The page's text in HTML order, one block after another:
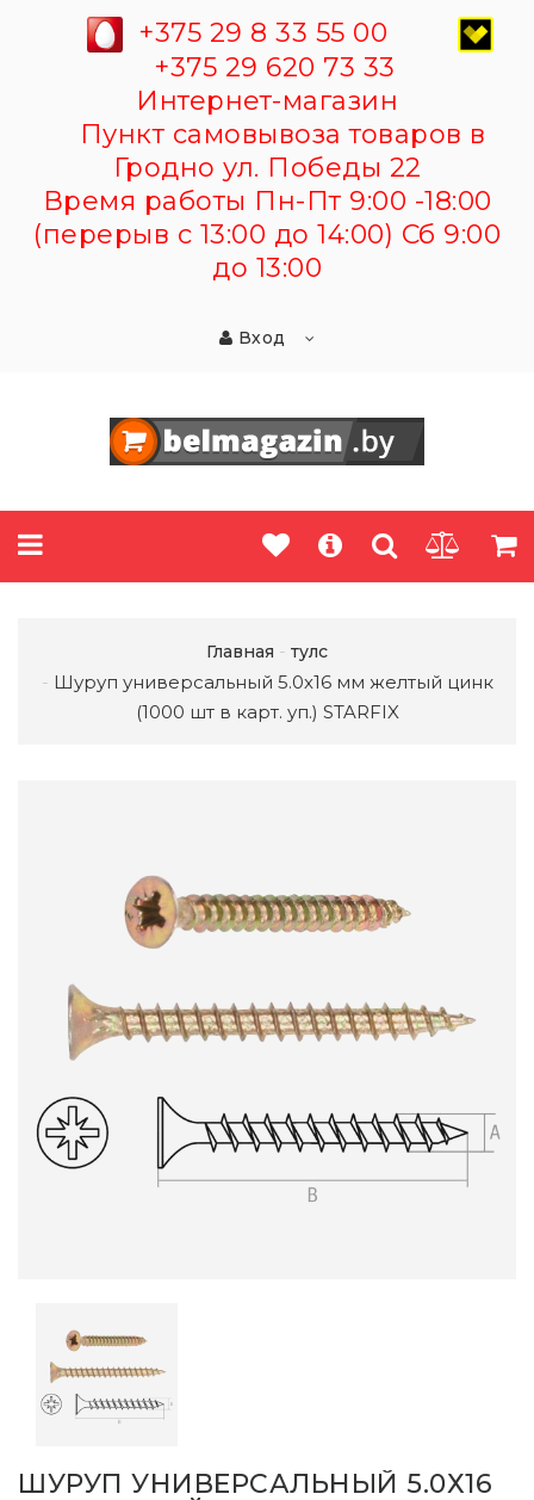
+375 29 8 33 55 00
+375 29 620 73 33
Интернет-магазин
Пункт самовывоза товаров в
Гродно ул. Победы 22
Время работы Пн-Пт 9:00 -18:00
(перерыв с 13:00 до 14:00) Сб 9:00
до 13:00
Вход
Главная тулс
Шуруп универсальный 5.0х16 мм желтый цинк
(1000 шт в карт. уп.) STARFIX
ШУРУП УНИВЕРСАЛЬНЫЙ 5.0Х16